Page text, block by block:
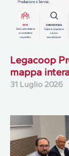
Legacoop
mappa
31 Luglio 2026